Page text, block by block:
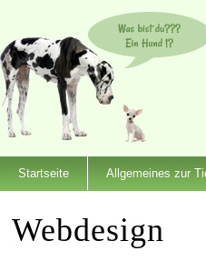
Startseite Allgemeines zur
Webdesign